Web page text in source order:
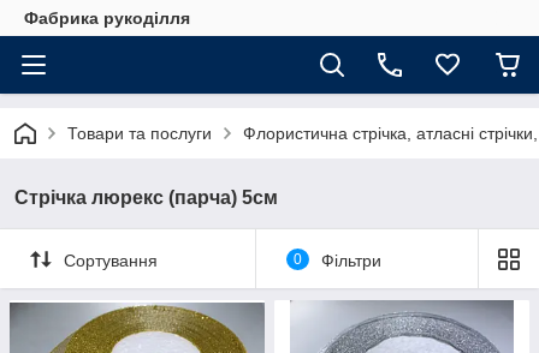
Фабрика рукоділля
Товари та послуги Флористична стрічка, атласні
Стрічка люрекс (парча) 5см
Сортування 0 Фільтри